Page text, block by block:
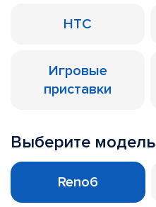
HTC
Игровые
приставки
Выберите модель
Reno6